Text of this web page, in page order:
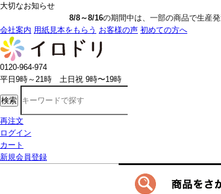
大切なお知らせ
の期間中は、一部の商品で生産発送の制限をいただ
会社案内 用紙見本をもらう お客様の声 初めての方へ
0120-964-974
平日9時～21時 土日祝 9時〜19時
検索
再注文
ログイン
カート
新規会員登録